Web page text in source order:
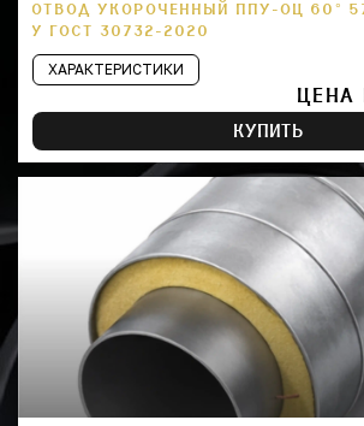
ОТВОД УКОРОЧЕННЫЙ ППУ-ОЦ 60°
У ГОСТ 30732-2020
ХАРАКТЕРИСТИКИ
ЦЕНА
КУПИТЬ